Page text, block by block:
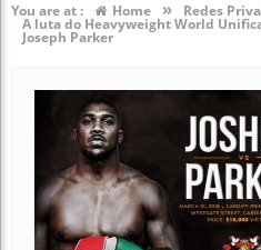
You are at : Home » Redes
A luta do Heavyweight World
Joseph Parker